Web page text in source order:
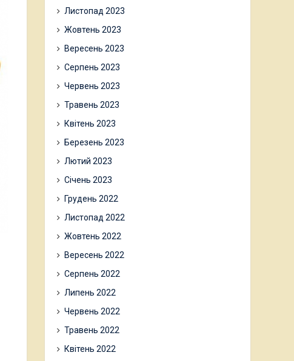
Листопад 2023
Жовтень 2023
Вересень 2023
Серпень 2023
Червень 2023
Травень 2023
Квітень 2023
Березень 2023
Лютий 2023
Січень 2023
Грудень 2022
Листопад 2022
Жовтень 2022
Вересень 2022
Серпень 2022
Липень 2022
Червень 2022
Травень 2022
Квітень 2022